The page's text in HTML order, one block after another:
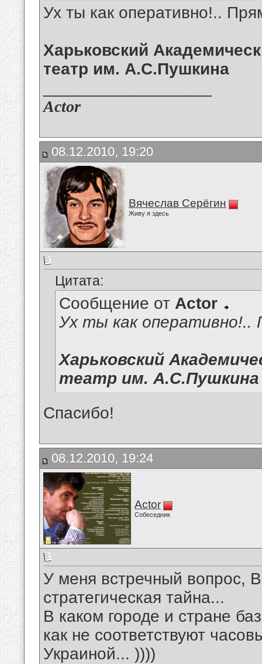
Ух ты как оперативно!..
Харьковский
театр им. А.С.Пушкина
Actor
08.12.2010, 19:20
Вячеслав Серёгин
Живу я здесь
Цитата:
Сообщение от Actor
Ух ты как оперативно!..
Харьковский
театр им. А.С.Пушкина
Спасибо!
08.12.2010, 19:24
Actor
Собеседник
У меня встречный вопрос,
стратегическая тайна...
В каком городе и стране
как не соответствуют
Украиной... ))))